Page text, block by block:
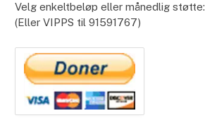
Velg enkeltbeløp eller månedlig støtte:
(Eller VIPPS til 91591767)